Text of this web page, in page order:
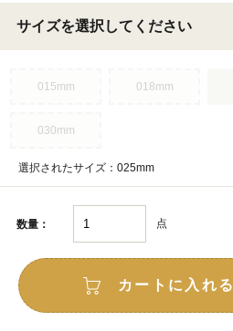
サイズを選択してください
015mm 018mm
030mm
選択されたサイズ：025mm
数量： 点
カートに入れる